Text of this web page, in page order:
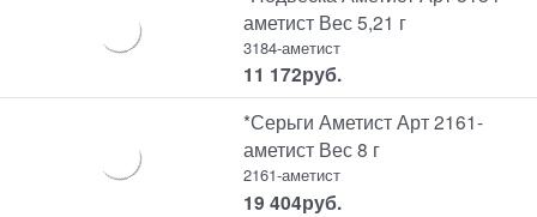
аметист Вес 5,21 г
3184-аметист
11 172руб.
*Серьги Аметист Арт 2161-
аметист Вес 8 г
2161-аметист
19 404руб.